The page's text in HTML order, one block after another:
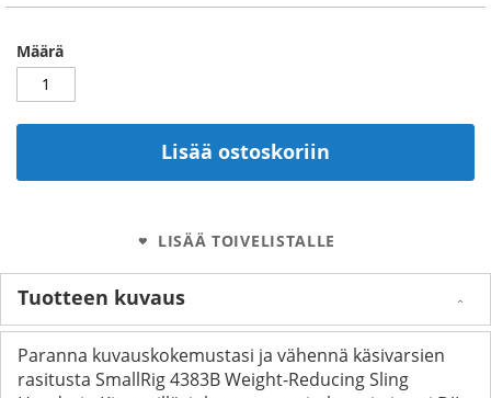
Määrä
Lisää ostoskoriin
LISÄÄ TOIVELISTALLE
Tuotteen kuvaus
Paranna kuvauskokemustasi ja vähennä käsivarsien
rasitusta SmallRig 4383B Weight-Reducing Sling